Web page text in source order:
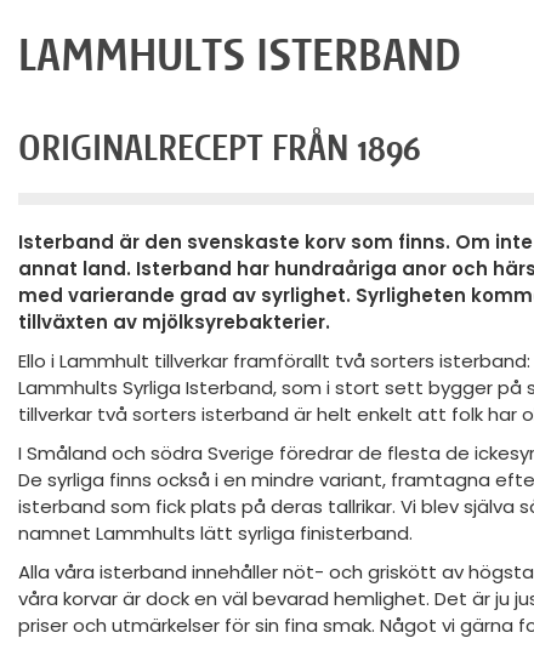
LAMMHULTS ISTERBAND
ORIGINALRECEPT FRÅN 1896
Isterband är den svenskaste korv som finns. Om
annat land. Isterband har hundraåriga anor och
med varierande grad av syrlighet. Syrligheten
tillväxten av mjölksyrebakterier.
Ello i Lammhult tillverkar framförallt två sorters
Lammhults Syrliga Isterband, som i stort sett bygger
tillverkar två sorters isterband är helt enkelt att folk har
I Småland och södra Sverige föredrar de flesta de
De syrliga finns också i en mindre variant, framtagna
isterband som fick plats på deras tallrikar. Vi blev
namnet Lammhults lätt syrliga finisterband.
Alla våra isterband innehåller nöt- och griskött av
våra korvar är dock en väl bevarad hemlighet. Det är
priser och utmärkelser för sin fina smak. Något vi gärna